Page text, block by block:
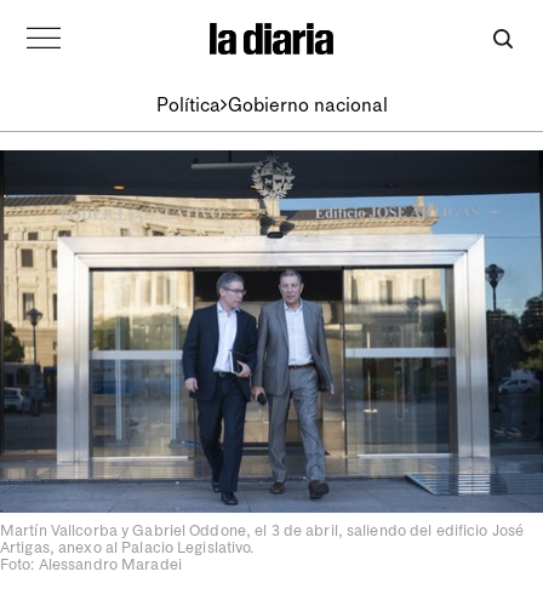
Política Gobierno nacional
Martín Vallcorba y Gabriel Oddone, el 3 de abril, saliendo del edificio José
Artigas, anexo al Palacio Legislativo.
Foto: Alessandro Maradei